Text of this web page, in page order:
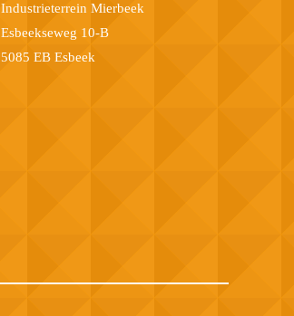
Industrieterrein Mierbeek
Esbeekseweg 10-B
5085 EB Esbeek